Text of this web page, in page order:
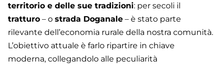
territorio e delle sue tradizioni: per secoli il
tratturo – o strada Doganale – è stato parte
rilevante dell’economia rurale della nostra comunità.
L’obiettivo attuale è farlo ripartire in chiave
moderna, collegandolo alle peculiarità